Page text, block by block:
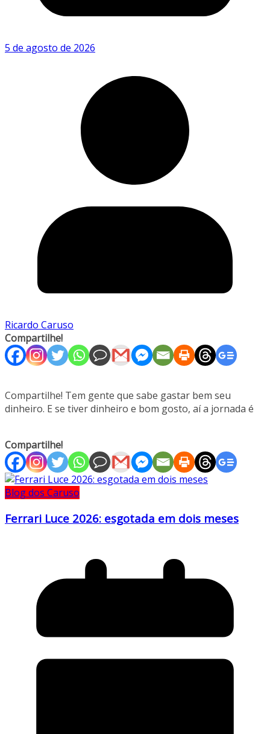
5 de agosto de 2026
Ricardo Caruso
Compartilhe!
Compartilhe! Tem gente que sabe gastar bem seu
dinheiro. E se tiver dinheiro e bom gosto, aí a jornada é
Compartilhe!
Blog dos Caruso
Ferrari Luce 2026: esgotada em dois meses